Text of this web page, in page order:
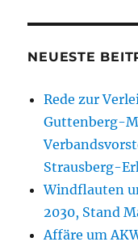
NEUESTE
Rede zur
Guttenberg-
Strausberg-
Windflauten
2030, Stand
Affäre um